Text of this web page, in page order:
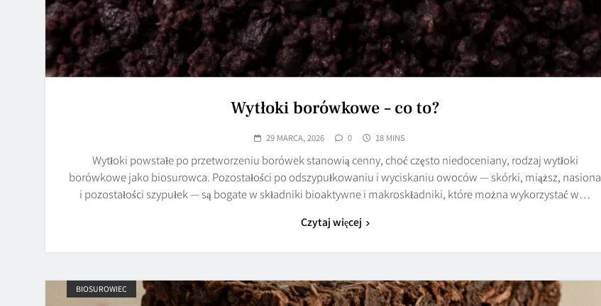
Wytłoki borówkowe – co to?
29 MARCA, 2026 0 18 MINS
Wytłoki powstałe po przetworzeniu borówek stanowią cenny, choć często niedoceniany, rodzaj wytłoki
borówkowe jako biosurowca. Pozostałości po odszypułkowaniu i wyciskaniu owoców — skórki, miąższ, nasiona
i pozostałości szypułek — są bogate w składniki bioaktywne i makroskładniki, które można wykorzystać w…
Czytaj więcej
BIOSUROWIEC